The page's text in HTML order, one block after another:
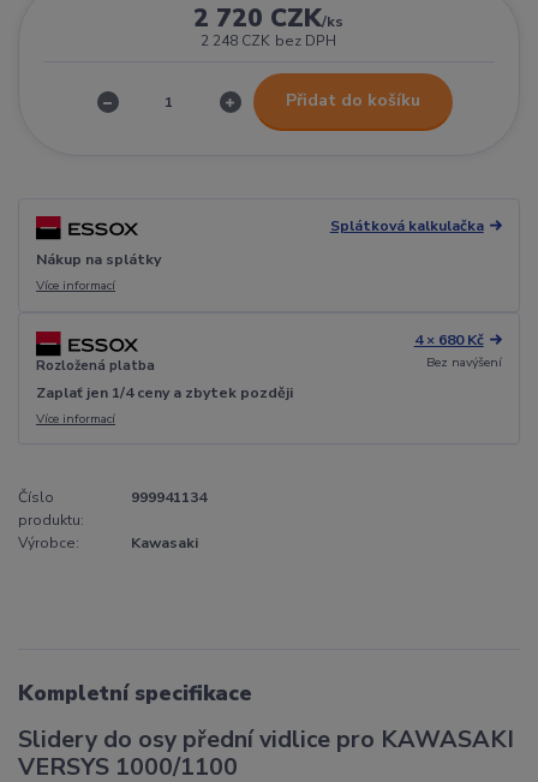
2 720 CZK/ks
2 248 CZK bez DPH
Přidat do košíku
Splátková kalkulačka
Nákup na splátky
Více informací
Rozložená platba
4 × 680 Kč
Bez navýšení
Zaplať jen 1/4 ceny a zbytek později
Více informací
Číslo
produktu:
999941134
Výrobce: Kawasaki
Kompletní specifikace
Slidery do osy přední vidlice pro KAWASAKI
VERSYS 1000/1100